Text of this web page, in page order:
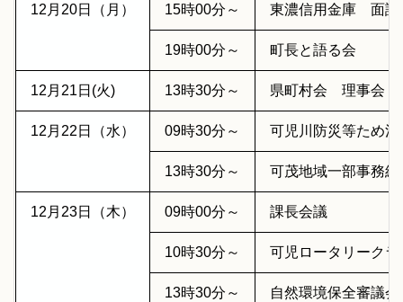
12月20日（月） 15時00分～ 東濃信用金庫 面談
19時00分～ 町長と語る会
12月21日(火) 13時30分～ 県町村会 理事会
12月22日（水） 09時30分～ 可児川防災等ため
13時30分～ 可茂地域一部事務組
12月23日（木） 09時00分～ 課長会議
10時30分～ 可児ロータリーク
13時30分～ 自然環境保全審議